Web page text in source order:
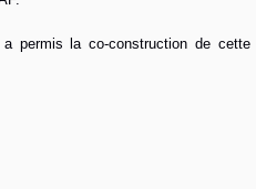
a permis la co-construction de